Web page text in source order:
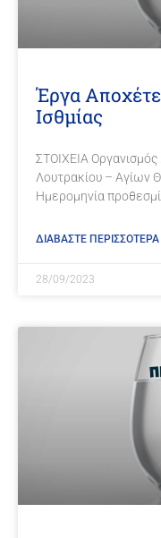
Έργα
Ισθμίας
ΣΤΟΙΧΕΙΑ
Λουτρακίου – Αγίων
Ημερομηνία
ΔΙΑΒΑΣΤΕ ΠΕΡΙΣΣΟΤΕΡΑ
28/09/2023